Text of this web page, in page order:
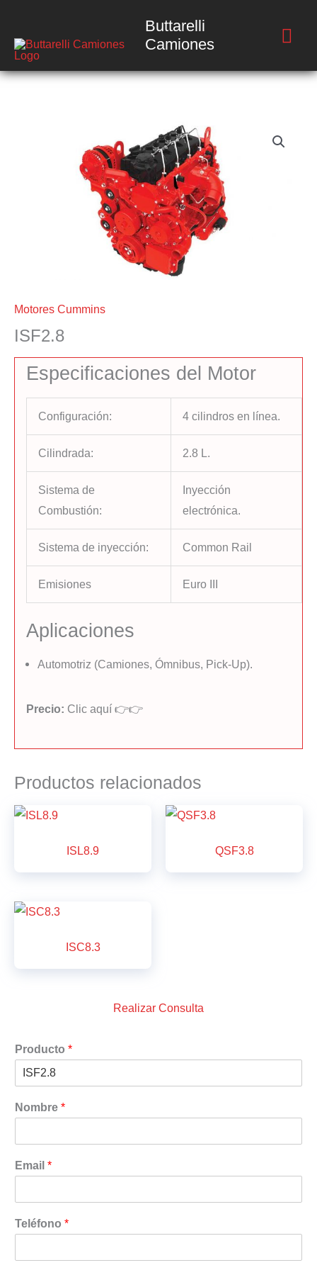
contenido
Buttarelli
Camiones
Motores Cummins
ISF2.8
Especificaciones del Motor
Configuración: 4 cilindros en línea.
Cilindrada: 2.8 L.
Sistema de
Combustión:
Inyección
electrónica.
Sistema de inyección: Common Rail
Emisiones Euro III
Aplicaciones
Automotriz (Camiones, Ómnibus, Pick-Up).
Precio: Clic aquí 👉👉
Productos relacionados
ISL8.9 QSF3.8
ISC8.3
Realizar Consulta
Producto *
Nombre *
Email *
Teléfono *